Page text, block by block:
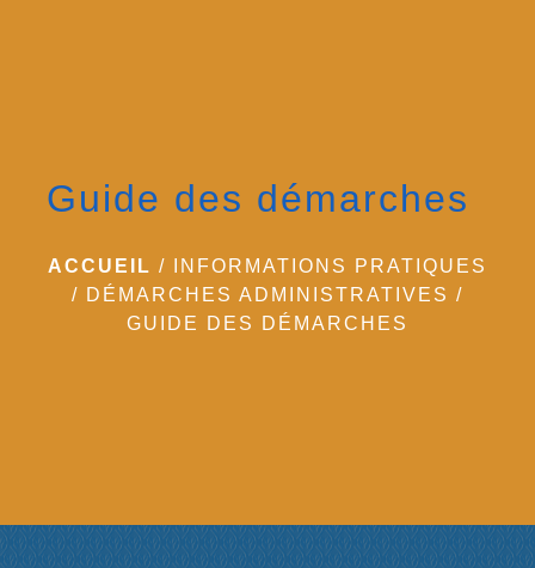
Guide des démarches
ACCUEIL /
INFORMATIONS PRATIQUES
/ DÉMARCHES ADMINISTRATIVES /
GUIDE DES DÉMARCHES